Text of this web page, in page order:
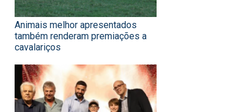
Animais melhor apresentados
também renderam premiações a
cavalariços